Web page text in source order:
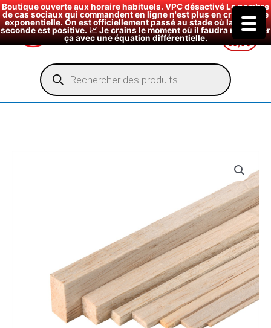
Boutique ouverte aux horaire habituels. VPC désactivé Le nombre
de cas sociaux qui commandent en ligne n'est plus en croissance
exponentielle. On est officiellement passé au stade où la dérivée
seconde est positive. 📈 Je crains le moment où il faudra modéliser
ça avec une équation différentielle.
€0,00
Recherche
de
produits